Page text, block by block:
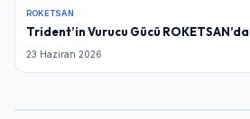
ROKETSAN
Trident’in Vurucu Gücü
23 Haziran 2026